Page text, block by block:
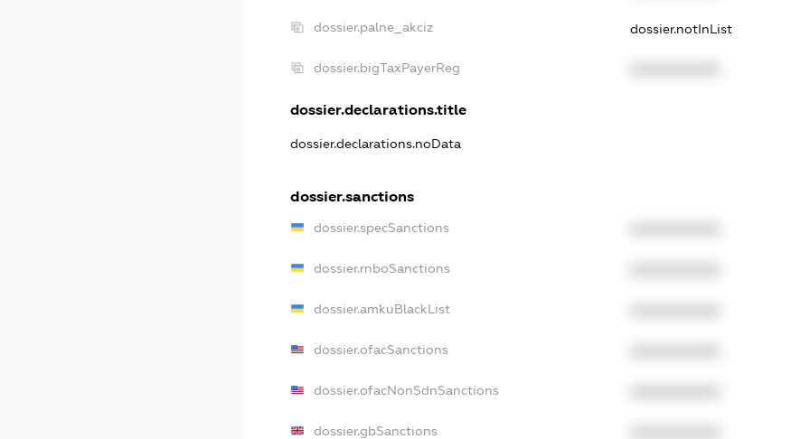
dossier.palne_akciz dossier.notInList
dossier.bigTaxPayerReg
dossier.declarations.title
dossier.declarations.noData
dossier.sanctions
dossier.specSanctions
dossier.rnboSanctions
dossier.amkuBlackList
dossier.ofacSanctions
dossier.ofacNonSdnSanctions
dossier.gbSanctions